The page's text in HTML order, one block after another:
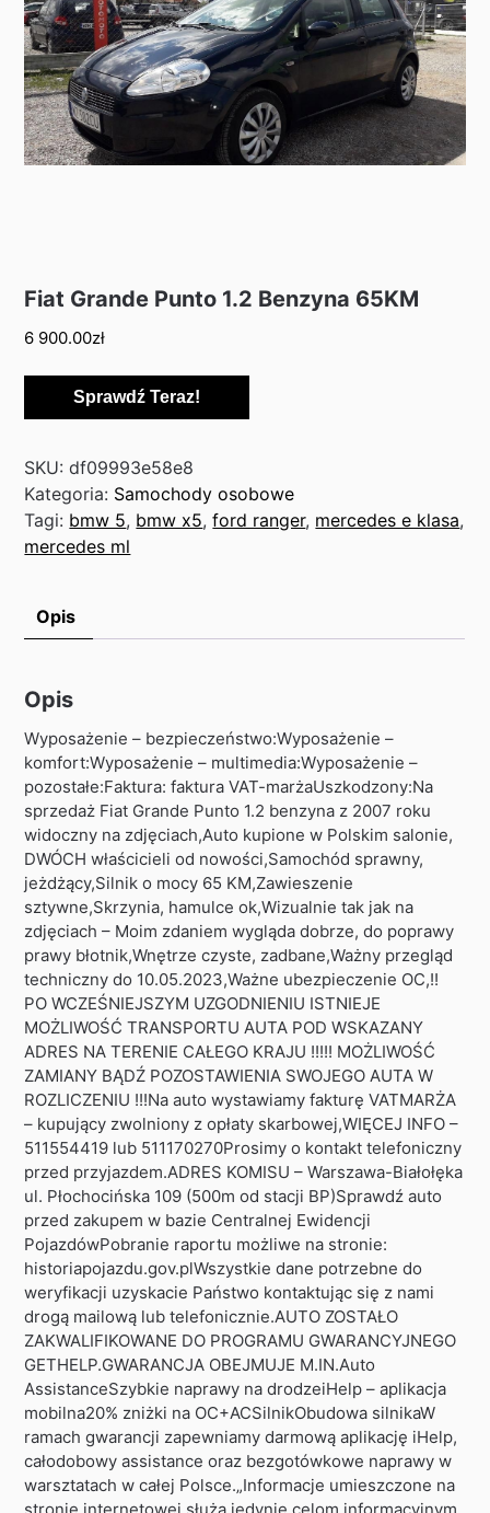
Fiat Grande Punto 1.2 Benzyna 65KM
6 900.00zł
Sprawdź Teraz!
SKU:df09993e58e8
Kategoria: Samochody osobowe
Tagi: bmw 5, bmw x5,ford ranger, mercedes e klasa,
mercedes ml
Opis
Opis
Wyposażenie – bezpieczeństwo:Wyposażenie –
komfort:Wyposażenie – multimedia:Wyposażenie –
pozostałe:Faktura: faktura VAT-marżaUszkodzony:Na
sprzedaż Fiat Grande Punto 1.2 benzyna z 2007 roku
widoczny na zdjęciach,Auto kupione w Polskim salonie,
DWÓCH właścicieli od nowości,Samochód sprawny,
jeżdżący,Silnik o mocy 65 KM,Zawieszenie
sztywne,Skrzynia, hamulce ok,Wizualnie tak jak na
zdjęciach – Moim zdaniem wygląda dobrze, do poprawy
prawy błotnik,Wnętrze czyste, zadbane,Ważny przegląd
techniczny do 10.05.2023,Ważne ubezpieczenie OC,!!
PO WCZEŚNIEJSZYM UZGODNIENIU ISTNIEJE
MOŻLIWOŚĆ TRANSPORTU AUTA POD WSKAZANY
ADRES NA TERENIE CAŁEGO KRAJU !!!!! MOŻLIWOŚĆ
ZAMIANY BĄDŹ POZOSTAWIENIA SWOJEGO AUTA W
ROZLICZENIU !!!Na auto wystawiamy fakturę VATMARŻA
– kupujący zwolniony z opłaty skarbowej,WIĘCEJ INFO –
511554419 lub 511170270Prosimy o kontakt telefoniczny
przed przyjazdem.ADRES KOMISU – Warszawa-Białołęka
ul. Płochocińska 109 (500m od stacji BP)Sprawdź auto
przed zakupem w bazie Centralnej Ewidencji
PojazdówPobranie raportu możliwe na stronie:
historiapojazdu.gov.plWszystkie dane potrzebne do
weryfikacji uzyskacie Państwo kontaktując się z nami
drogą mailową lub telefonicznie.AUTO ZOSTAŁO
ZAKWALIFIKOWANE DO PROGRAMU GWARANCYJNEGO
GETHELP.GWARANCJA OBEJMUJE M.IN.Auto
AssistanceSzybkie naprawy na drodzeiHelp – aplikacja
mobilna20% zniżki na OC+ACSilnikObudowa silnikaW
ramach gwarancji zapewniamy darmową aplikację iHelp,
całodobowy assistance oraz bezgotówkowe naprawy w
warsztatach w całej Polsce.„Informacje umieszczone na